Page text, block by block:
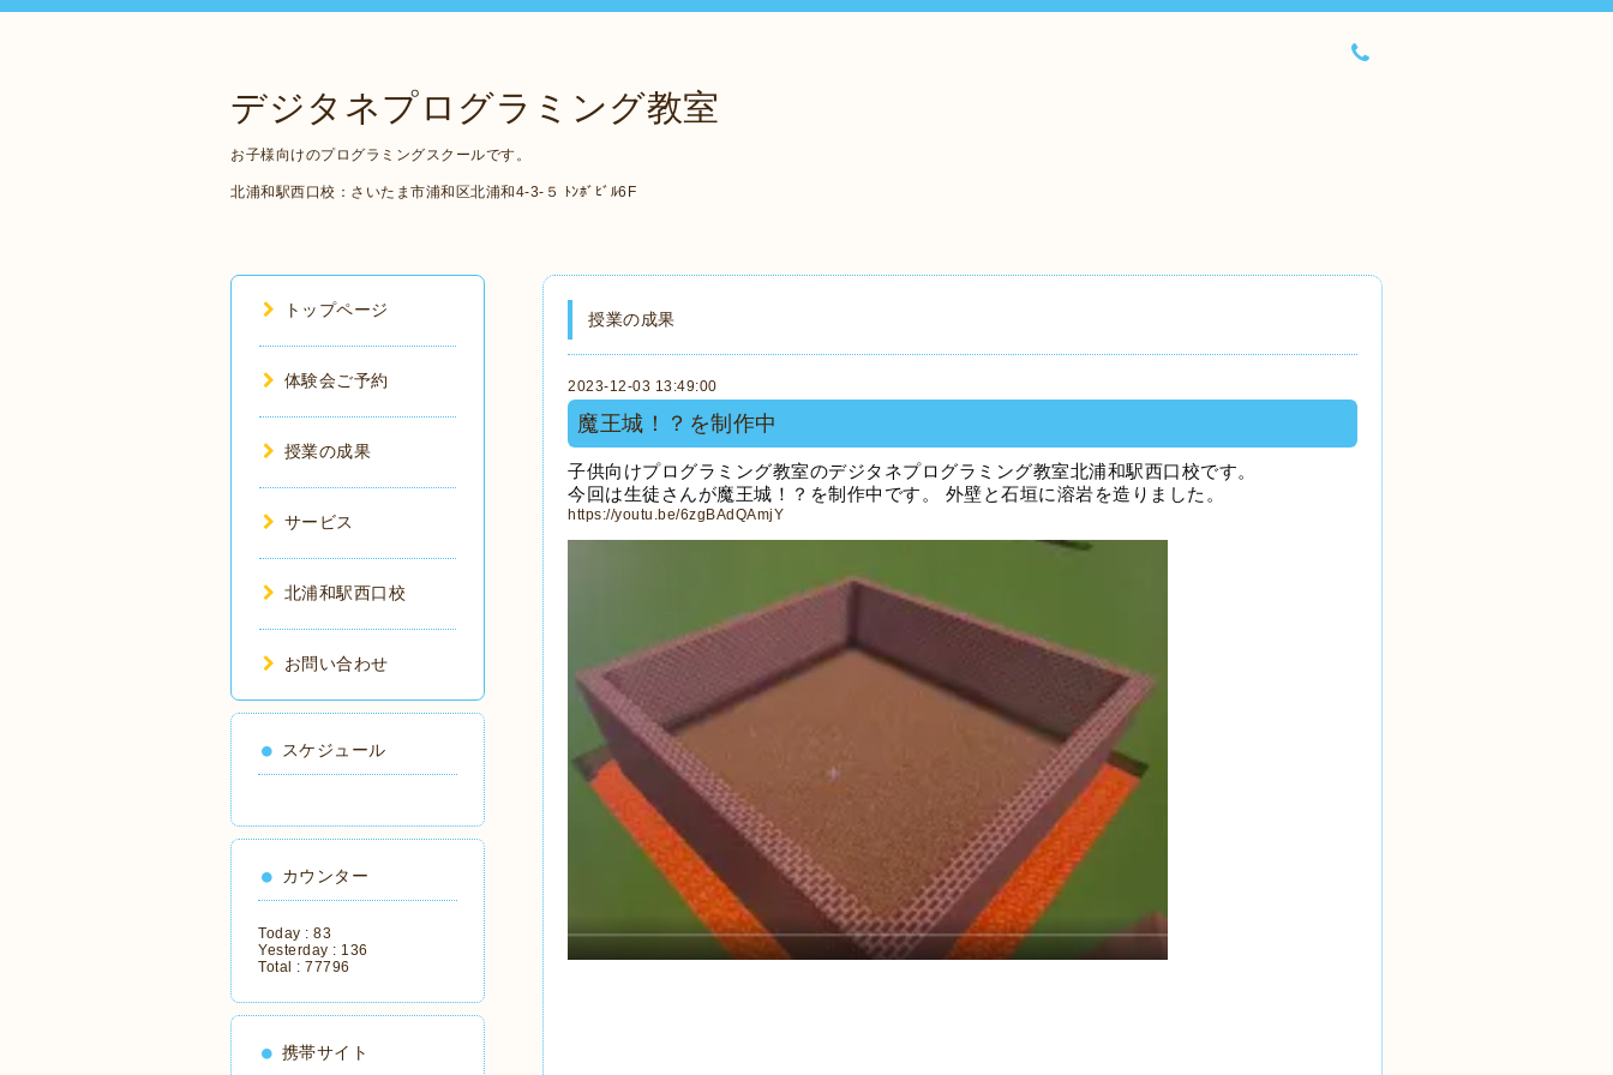
デジタネプログラミング教室
お子様向けのプログラミングスクールです。
北浦和駅西口校：さいたま市浦和区北浦和4-3-５ ﾄﾝﾎﾞﾋﾞﾙ6F
授業の成果
2023-12-03 13:49:00
魔王城！？を制作中
子供向けプログラミング教室のデジタネプログラミング教室北浦和駅西口校です。
今回は生徒さんが魔王城！？を制作中です。 外壁と石垣に溶岩を造りました。
https://youtu.be/6zgBAdQAmjY
トップページ
体験会ご予約
授業の成果
サービス
北浦和駅西口校
お問い合わせ
スケジュール
カウンター
Today : 83
Yesterday : 136
Total : 77796
携帯サイト